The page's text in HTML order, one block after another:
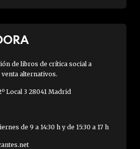
de libros de crítica social a
alternativos.
Local 3 28041 Madrid
de 9 a 14:30 h y de 15:30 a 17 h